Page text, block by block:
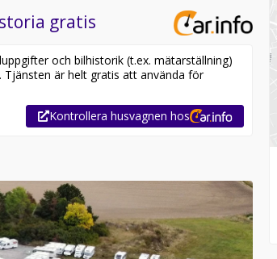
gratis
och bilhistorik (t.ex. mätarställning)
Tjänsten är helt gratis att använda för
Kontrollera husvagnen hos